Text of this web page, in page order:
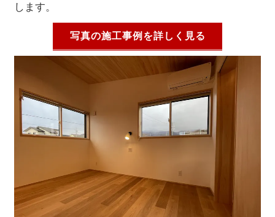
します。
写真の施工事例を詳しく見る